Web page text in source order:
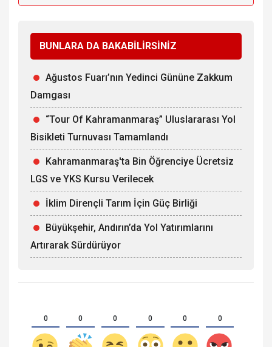
BUNLARA DA BAKABİLİRSİNİZ
Ağustos Fuarı’nın Yedinci Gününe Zakkum
Damgası
“Tour Of Kahramanmaraş” Uluslararası Yol
Bisikleti Turnuvası Tamamlandı
Kahramanmaraş'ta Bin Öğrenciye Ücretsiz
LGS ve YKS Kursu Verilecek
İklim Dirençli Tarım İçin Güç Birliği
Büyükşehir, Andırın’da Yol Yatırımlarını
Artırarak Sürdürüyor
0 0 0 0 0 0